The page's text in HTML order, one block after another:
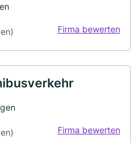
Firma bewerten
Firma bewerten